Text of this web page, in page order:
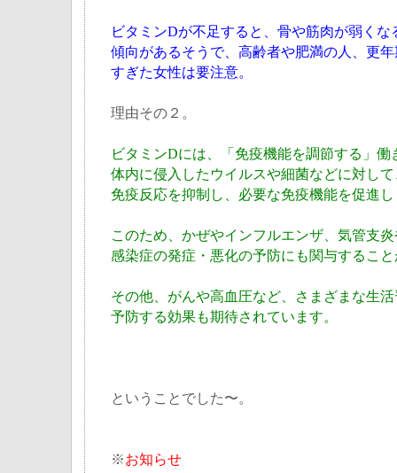
ビタミンDが不足すると、骨や筋肉が弱くな
傾向があるそうで、高齢者や肥満の人、更
すぎた女性は要注意。
理由その２。
ビタミンDには、「免疫機能を調節する」働
体内に侵入したウイルスや細菌などに対し
免疫反応を抑制し、必要な免疫機能を促進
このため、かぜやインフルエンザ、気管支
感染症の発症・悪化の予防にも関与するこ
その他、がんや高血圧など、さまざまな生
予防する効果も期待されています。
ということでした〜。
※お知らせ